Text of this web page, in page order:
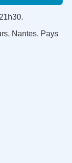
Nantes, Pays